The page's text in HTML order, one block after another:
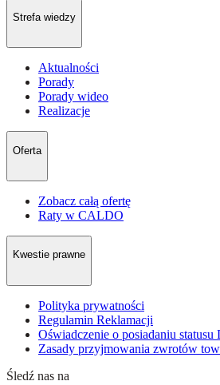
Strefa wiedzy
Aktualności
Porady
Porady wideo
Realizacje
Oferta
Zobacz całą ofertę
Raty w CALDO
Kwestie prawne
Polityka prywatności
Regulamin Reklamacji
Oświadczenie o posiadaniu statusu
Zasady przyjmowania zwrotów
Śledź nas na